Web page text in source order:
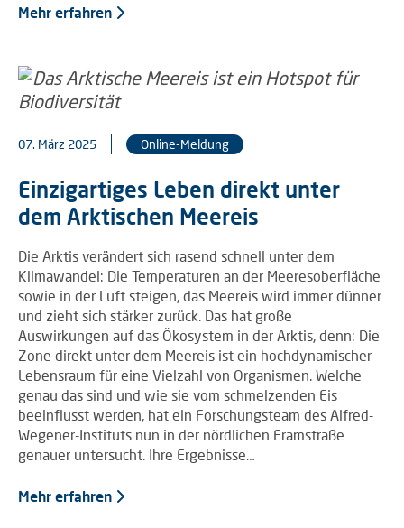
Mehr erfahren
07. März 2025 Online-Meldung
Einzigartiges Leben direkt unter
dem Arktischen Meereis
Die Arktis verändert sich rasend schnell unter dem
Klimawandel: Die Temperaturen an der Meeresoberfläche
sowie in der Luft steigen, das Meereis wird immer dünner
und zieht sich stärker zurück. Das hat große
Auswirkungen auf das Ökosystem in der Arktis, denn: Die
Zone direkt unter dem Meereis ist ein hochdynamischer
Lebensraum für eine Vielzahl von Organismen. Welche
genau das sind und wie sie vom schmelzenden Eis
beeinflusst werden, hat ein Forschungsteam des Alfred-
Wegener-Instituts nun in der nördlichen Framstraße
genauer untersucht. Ihre Ergebnisse…
Mehr erfahren